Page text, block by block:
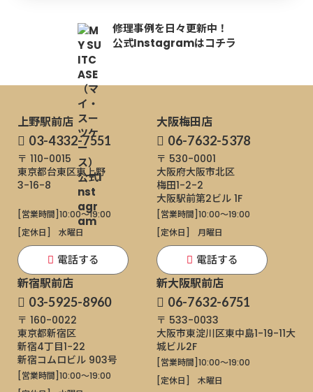
修理スーツケースの到着後に、スーツケースの状況を確認
し、具体的な修理内容を改めてご連絡します。①だけで
は、把握出来ないこともありますので最終的な料金や修理
時間はここで決定されます。
ご返却
修理完了後、当店より修理代金代引き・配送料着払いでス
ーツケースを発送します（最短でお預かり当日）。なお修
理代金が合計1万円以上の場合、返送料と代引き手数料は当
店が負担いたします。
修理事例を日々更新中！
公式Instagramはコチラ
上野駅前店
03-4332-7551
〒 110-0015
東京都台東区東上野
3-16-8
[営業時間]10:00～19:00
[定休日]
水曜日
電話する
大阪梅田店
06-7632-5378
〒 530-0001
大阪府大阪市北区
梅田1-2-2
大阪駅前第2ビル 1F
[営業時間]10:00～19:00
[定休日]
月曜日
電話する
新宿駅前店
03-5925-8960
〒 160-0022
東京都新宿区
新宿4丁目1−22
新宿コムロビル 903号
[営業時間]10:00～19:00
新大阪駅前店
06-7632-6751
〒 533-0033
大阪市東淀川区東中島1-19-11大
城ビル2F
[営業時間]10:00～19:00
[定休日]
木曜日